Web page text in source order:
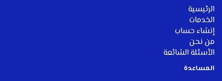
الرئيسية
الخدمات
إنشاء حساب
من نحن
الأسئلة الشائعة
المساعدة